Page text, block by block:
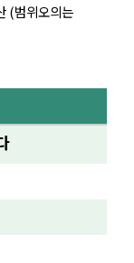
(범위오의는